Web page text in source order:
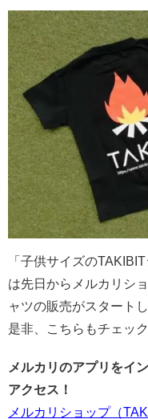
「子供サイズの
は先日からメルカリシ
ャツの販売がスタート
是非、こちらもチェッ
メルカリのアプリをイ
アクセス！
メルカリショップ（